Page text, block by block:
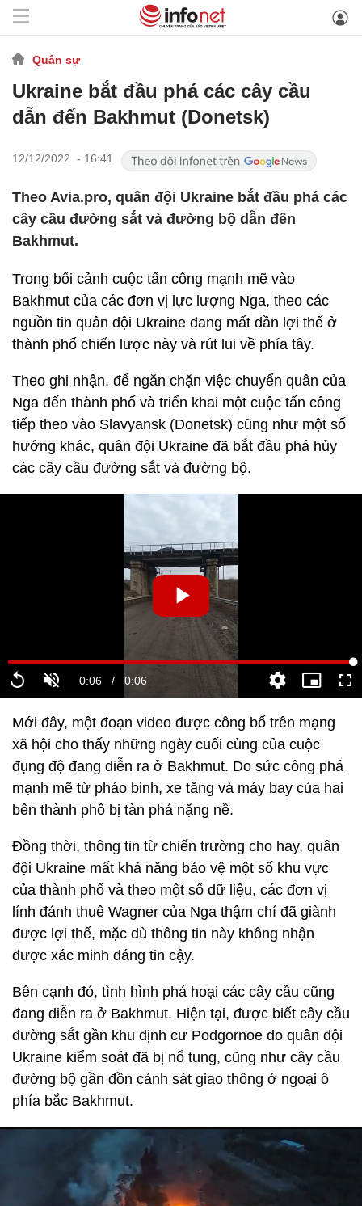
Quân sự
Ukraine bắt đầu phá các cây cầu
dẫn đến Bakhmut (Donetsk)
12/12/2022 - 16:41
Theo Avia.pro, quân đội Ukraine bắt đầu phá các
cây cầu đường sắt và đường bộ dẫn đến
Bakhmut.
Trong bối cảnh cuộc tấn công mạnh mẽ vào
Bakhmut của các đơn vị lực lượng Nga, theo các
nguồn tin quân đội Ukraine đang mất dần lợi thế ở
thành phố chiến lược này và rút ​​lui về phía tây.
Theo ghi nhận, để ngăn chặn việc chuyển quân của
Nga đến thành phố và triển khai một cuộc tấn công
tiếp theo vào Slavyansk (Donetsk) cũng như một số
hướng khác, quân đội Ukraine đã bắt đầu phá hủy
các cây cầu đường sắt và đường bộ.
Mới đây, một đoạn video được công bố trên mạng
xã hội cho thấy những ngày cuối cùng của cuộc
đụng độ đang diễn ra ở Bakhmut. Do sức công phá
mạnh mẽ từ pháo binh, xe tăng và máy bay của hai
bên thành phố bị tàn phá nặng nề.
Đồng thời, thông tin từ chiến trường cho hay, quân
đội Ukraine mất khả năng bảo vệ một số khu vực
của thành phố và theo một số dữ liệu, các đơn vị
lính đánh thuê Wagner của Nga thậm chí đã giành
được lợi thế, mặc dù thông tin này không nhận
được xác minh đáng tin cậy.
Bên cạnh đó, tình hình phá hoại các cây cầu cũng
đang diễn ra ở Bakhmut. Hiện tại, được biết cây cầu
đường sắt gần khu định cư Podgornoe do quân đội
Ukraine kiểm soát đã bị nổ tung, cũng như cây cầu
đường bộ gần đồn cảnh sát giao thông ở ngoại ô
phía bắc Bakhmut.